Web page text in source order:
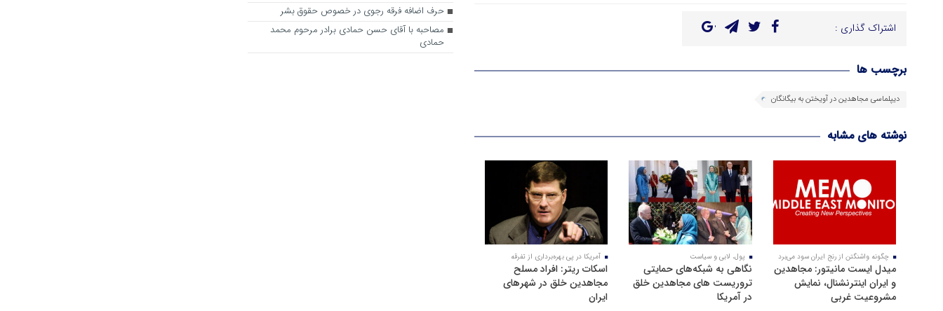
اشتراک گذاری :
برچسب ها
دیپلماسی مجاهدین در آویختن به بیگانگان
نوشته های مشابه
چگونه واشنگتن از رنج ایران سود می‌برد
میدل ایست مانیتور: مجاهدین
و ایران اینترنشنال، نمایش
مشروعیت غربی
پول، لابی و سیاست
نگاهی به شبکه‌های حمایتی
تروریست های مجاهدین خلق
در آمریکا
آمریکا در پی بهره‌برداری از تفرقه
اسکات ریتر: افراد مسلح
مجاهدین خلق در شهرهای
ایران
حرف اضافه فرقه رجوی در خصوص حقوق بشر
مصاحبه با آقای حسن حمادی برادر مرحوم محمد
حمادی